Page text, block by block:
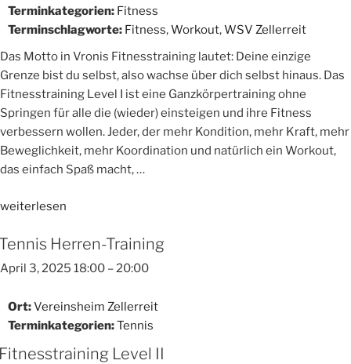
Terminkategorien: Fitness
Terminschlagworte: Fitness,Workout,WSV Zellerreit
Das Motto in Vronis Fitnesstraining lautet: Deine einzige
Grenze bist du selbst, also wachse über dich selbst hinaus. Das
Fitnesstraining Level I ist eine Ganzkörpertraining ohne
Springen für alle die (wieder) einsteigen und ihre Fitness
verbessern wollen. Jeder, der mehr Kondition, mehr Kraft, mehr
Beweglichkeit, mehr Koordination und natürlich ein Workout,
das einfach Spaß macht, …
„Fitnesstraining
I“
weiterlesen
Herren-Training
April 3, 2025 18:00 –20:00
Ort:Vereinsheim Zellerreit
Terminkategorien:Tennis
Level II